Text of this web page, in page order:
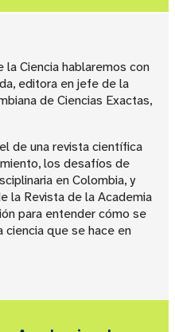
la Ciencia hablaremos con
editora en jefe de la
de Ciencias Exactas,
de una revista científica
los desafíos de
en Colombia, y
la Revista de la Academia
para entender cómo se
ciencia que se hace en